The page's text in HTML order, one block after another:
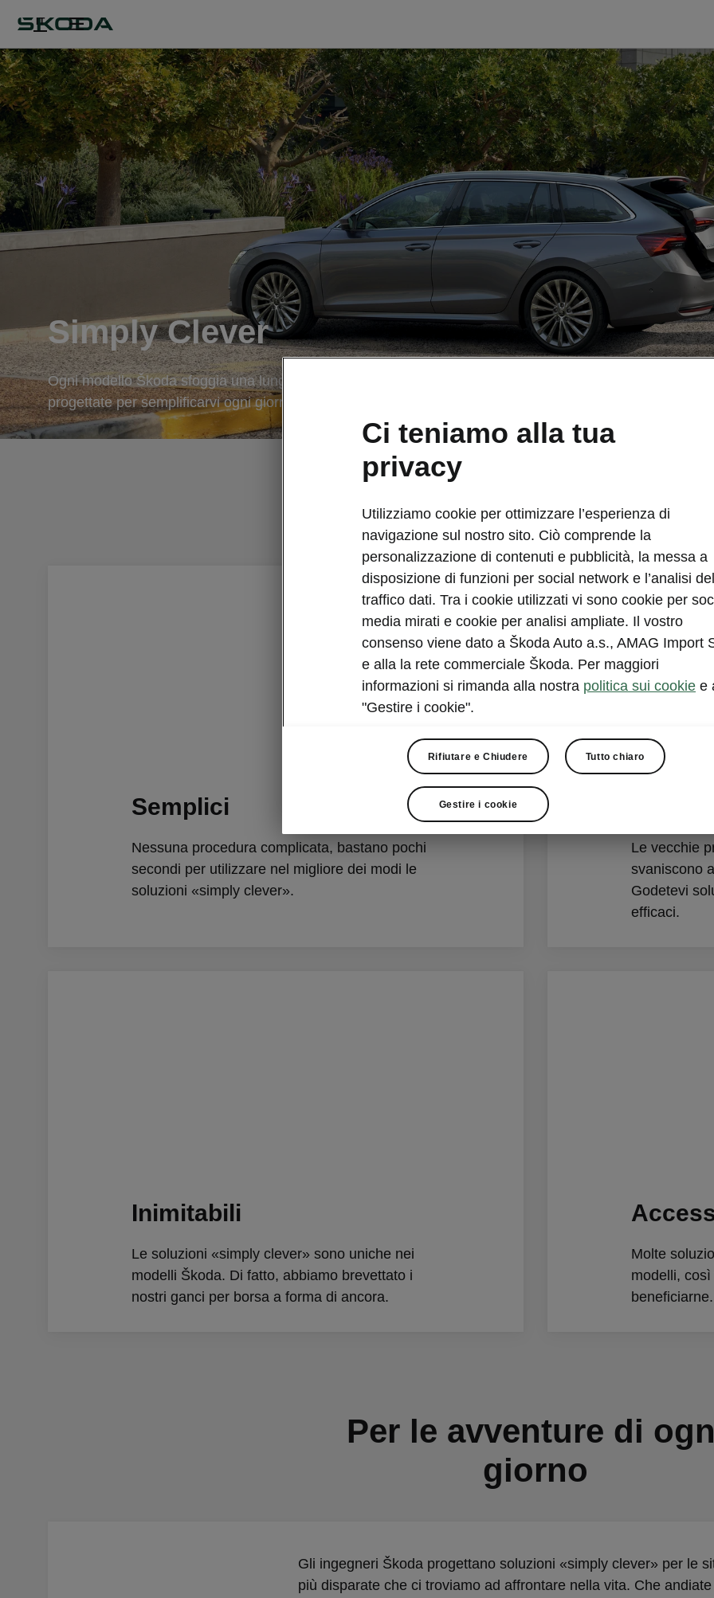
IT
Simply Clever
Ogni modello Škoda sfoggia una lunga serie di sofisticate soluzioni
progettate per semplificarvi ogni giorno la vita.
Ecco le nostre soluzioni
Semplici
Nessuna procedura complicata, bastano pochi
secondi per utilizzare nel migliore dei modi le
soluzioni «simply clever».
Le vecchie
svaniscono
Godetevi
efficaci.
Inimitabili
Le soluzioni «simply clever» sono uniche nei
modelli Škoda. Di fatto, abbiamo brevettato i
nostri ganci per borsa a forma di ancora.
Molte
modelli,
beneficiarne.
Per le avventure di
giorno
Gli ingegneri Škoda progettano soluzioni «simply clever» per le
più disparate che ci troviamo ad affrontare nella vita. Che
Ci teniamo alla tua
privacy
Utilizziamo cookie per ottimizzare l’esperienza di
navigazione sul nostro sito. Ciò comprende la
personalizzazione di contenuti e pubblicità, la messa a
disposizione di funzioni per social network e l’analisi del
traffico dati. Tra i cookie utilizzati vi sono cookie per
media mirati e cookie per analisi ampliate. Il vostro
consenso viene dato a Škoda Auto a.s., AMAG Import
e alla la rete commerciale Škoda. Per maggiori
informazioni si rimanda alla nostra politica sui cookie e
"Gestire i cookie".
Rifiutare e Chiudere Tutto chiaro
Gestire i cookie